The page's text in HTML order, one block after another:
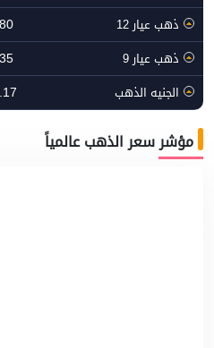
ذهب عيار 12
ذهب عيار 9
الجنيه الذهب
مؤشر سعر الذهب عالمياً